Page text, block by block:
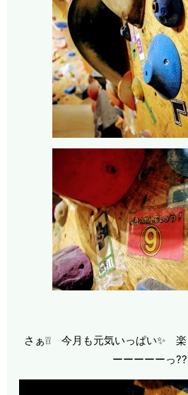
さぁ❕❕ 今月も元気いっぱい✨
ーーーーーっ